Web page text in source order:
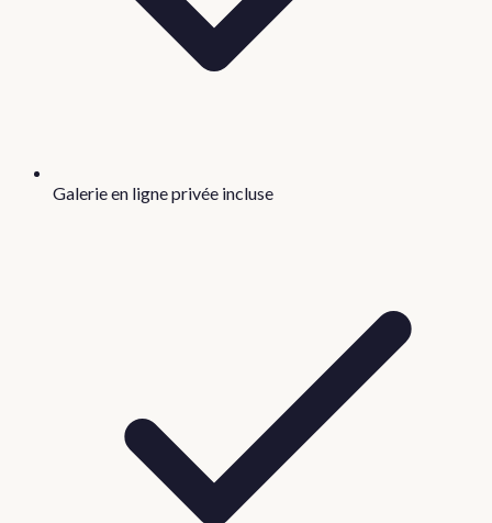
Galerie en ligne privée incluse